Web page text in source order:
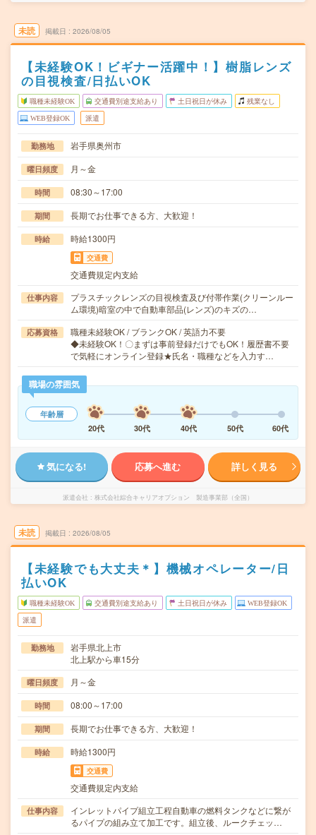
未読 掲載日 2026/08/05
【未経験OK！ビギナー活躍中！】樹脂レンズ
の目視検査/日払いOK
職種未経験OK 交通費別途支給あり 土日祝日が休み 残業なし
WEB登録OK 派遣
勤務地 岩手県奥州市
曜日頻度 月～金
時間 08:30～17:00
期間 長期でお仕事できる方、大歓迎！
時給 時給1300円
交通費
交通費規定内支給
仕事内容
プラスチックレンズの目視検査及び付帯作業(クリーンルー
ム環境)暗室の中で自動車部品(レンズ)のキズの…
応募資格
職種未経験OK / ブランクOK / 英語力不要
◆未経験OK！〇まずは事前登録だけでもOK！履歴書不要
で気軽にオンライン登録★氏名・職種などを入力す…
職場の雰囲気
年齢層
20代
30代 40代 50代 60代
気になる! 応募へ進む 詳しく見る
派遣会社 株式会社綜合キャリアオプション 製造事業部（全国）
未読 掲載日 2026/08/05
【未経験でも大丈夫＊】機械オペレーター/日
払いOK
職種未経験OK 交通費別途支給あり 土日祝日が休み WEB登録OK
派遣
勤務地
岩手県北上市
北上駅から車15分
曜日頻度 月～金
時間 08:00～17:00
期間 長期でお仕事できる方、大歓迎！
時給 時給1300円
交通費
交通費規定内支給
仕事内容
インレットパイプ組立工程自動車の燃料タンクなどに繋が
るパイプの組み立て加工です。組立後、ルークチェッ…